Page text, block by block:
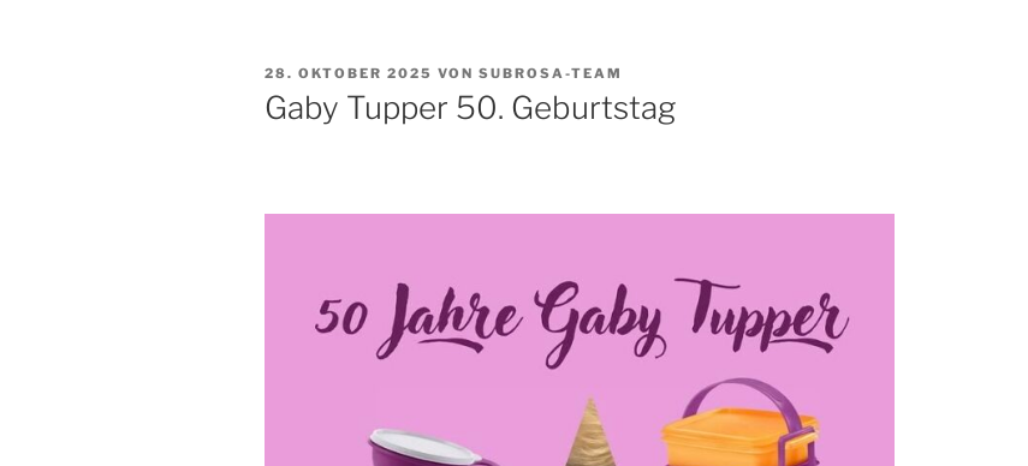
VERÖFFENTLICHT
AM
28. OKTOBER 2025 VON SUBROSA-TEAM
Gaby Tupper 50. Geburtstag